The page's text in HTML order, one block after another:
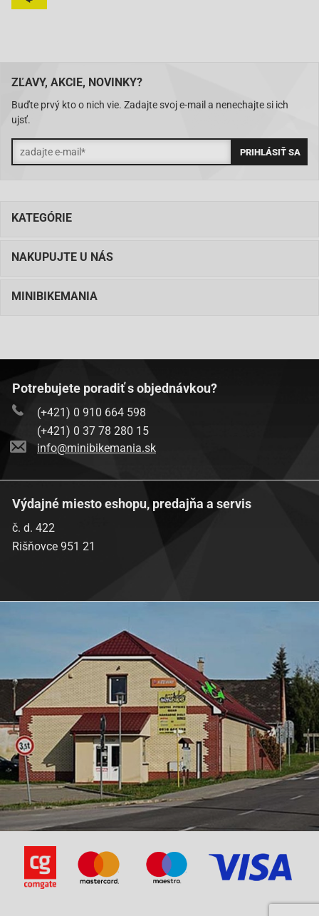
ZĽAVY, AKCIE, NOVINKY?
Buďte prvý kto o nich vie. Zadajte svoj e-mail a nenechajte si ich
ujsť.
KATEGÓRIE
NAKUPUJTE U NÁS
MINIBIKEMANIA
Potrebujete poradiť s objednávkou?
(+421) 0 910 664 598
(+421) 0 37 78 280 15
info@minibikemania.sk
Výdajné miesto eshopu, predajňa a servis
č. d. 422
Rišňovce 951 21